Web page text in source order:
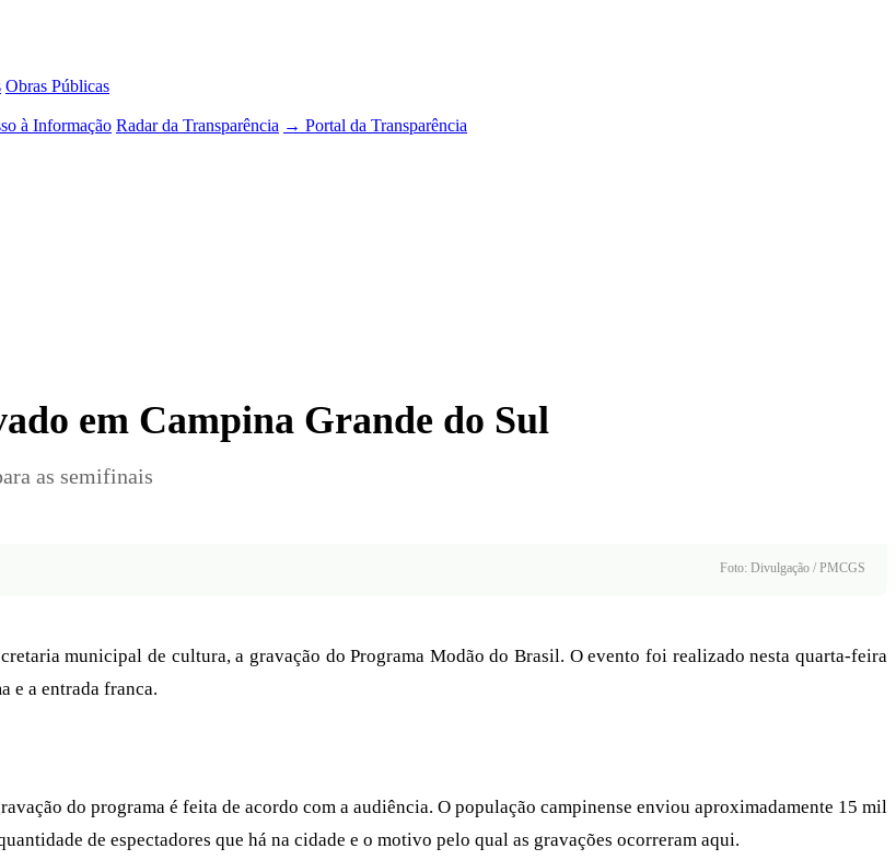
Obras Públicas
à Informação Radar da Transparência → Portal da Transparência
em Campina Grande do Sul
as semifinais
Foto: Divulgação / PMCGS
municipal de cultura, a gravação do Programa Modão do Brasil. O evento foi realizado nesta quarta-feira
e a entrada franca.
do programa é feita de acordo com a audiência. O população campinense enviou aproximadamente 15 mil
de espectadores que há na cidade e o motivo pelo qual as gravações ocorreram aqui.